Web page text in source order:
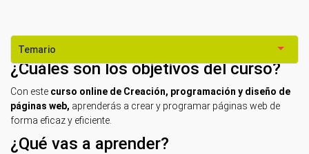
Temario
¿Cuáles son los objetivos del curso?
Con este curso online de Creación, programación y diseño de
páginas web, aprenderás a crear y programar páginas web de
forma eficaz y eficiente.
¿Qué vas a aprender?